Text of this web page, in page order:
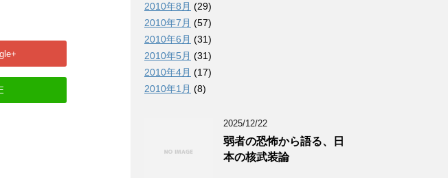
2010年8月 (29)
2010年7月 (57)
2010年6月 (31)
2010年5月 (31)
2010年4月 (17)
2010年1月 (8)
2025/12/22
弱者の恐怖から語る、日
本の核武装論